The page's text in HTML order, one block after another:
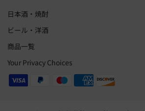
日本酒・焼酎
ビール・洋酒
商品一覧
Your Privacy Choices